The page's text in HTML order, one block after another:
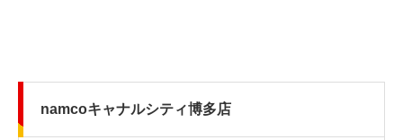
namcoキャナルシティ博多店